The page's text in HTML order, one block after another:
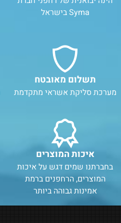
Syma בישראל
תשלום מאובטח
מערכת סליקת אשראי מתקדמת
איכות המוצרים
בחברתנו שמים דגש על איכות
המוצרים, הרחפנים ברמת
אמינות גבוהה ביותר